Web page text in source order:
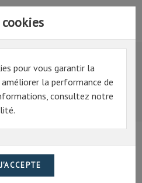
bénéficier de la remise de
vous pour bénéficier de la
de 15%)
pour vous garantir la
la performance de
consultez notre